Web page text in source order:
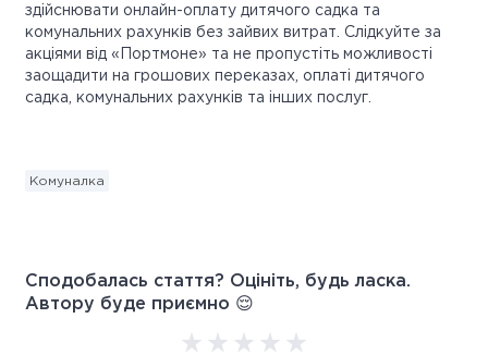
здійснювати онлайн-оплату дитячого садка та
комунальних рахунків без зайвих витрат. Слідкуйте за
акціями від «Портмоне» та не пропустіть можливості
заощадити на грошових переказах, оплаті дитячого
садка, комунальних рахунків та інших послуг.
Комуналка
Сподобалась стаття? Оцініть, будь ласка.
Автору буде приємно 😌